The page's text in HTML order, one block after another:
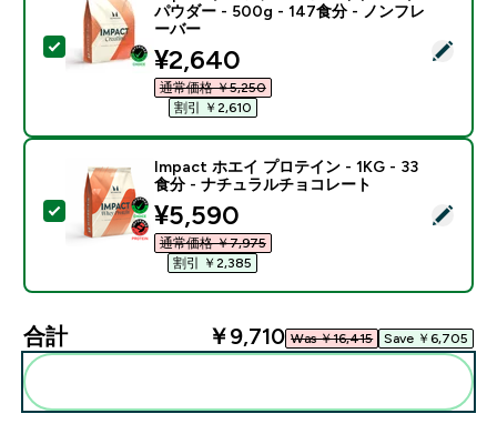
この商品を選択 - Impact クレアチン モノハイドレ
パウダー - 500g - 147食分 - ノンフレ
ーバー
discounted price
¥2,640‎
通常価格 ￥5,250‎
割引 ￥2,610‎
この商品を選択 - Impact ホエイ プロテイン - 1KG -
Impact ホエイ プロテイン - 1KG - 33
食分 - ナチュラルチョコレート
discounted price
¥5,590‎
通常価格 ￥7,975‎
割引 ￥2,385‎
合計 ￥9,710‎ Was ￥16,415‎ Save ￥6,705‎